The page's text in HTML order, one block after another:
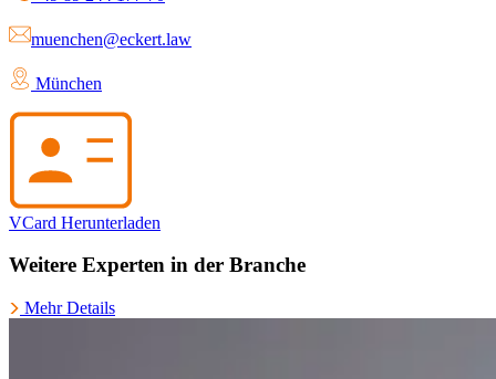
muenchen@eckert.law
München
VCard Herunterladen
Weitere Experten in der Branche
Mehr Details